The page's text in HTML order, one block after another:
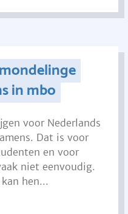
in mbo
voor Nederlands
Dat is voor
en voor
niet eenvoudig.
hen...